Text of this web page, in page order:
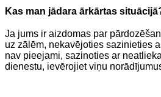
Kas man jādara ārkārtas
Ja jums ir aizdomas par
uz zālēm, nekavējoties sazinieties
nav pieejami, sazinoties ar
dienestu, ievērojiet viņu